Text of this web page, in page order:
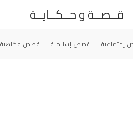
قــصــة و حــكــايــة
إجتماعية قصص إسلامية قصص فكاهية